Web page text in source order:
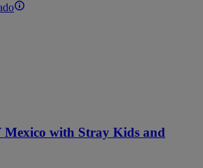
with Stray Kids and